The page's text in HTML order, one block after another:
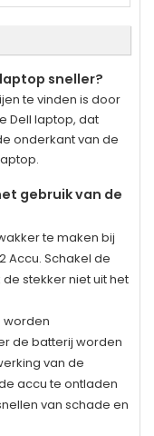
sneller?
te vinden is door
Dell laptop, dat
onderkant van de
gebruik van de
te maken bij
Accu. Schakel de
stekker niet uit het
de batterij worden
van de
accu te ontladen
van schade en